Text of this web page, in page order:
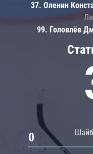
0
37. Оленин
99. Головлёв